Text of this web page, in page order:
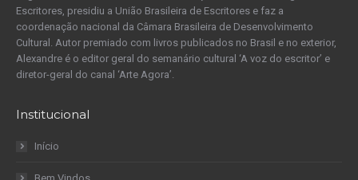
Escritores, presidiu a União Brasileira de Escritores e faz a
coordenação nacional da Câmara Brasileira de Desenvolvimento
Cultural. Autor premiado com livros publicados no Brasil e no exterior,
Alexandre é o editor geral do semanário cultural ‘A voz do escritor’ e
diretor-geral do canal ‘Arte Agora’.
Institucional
Início